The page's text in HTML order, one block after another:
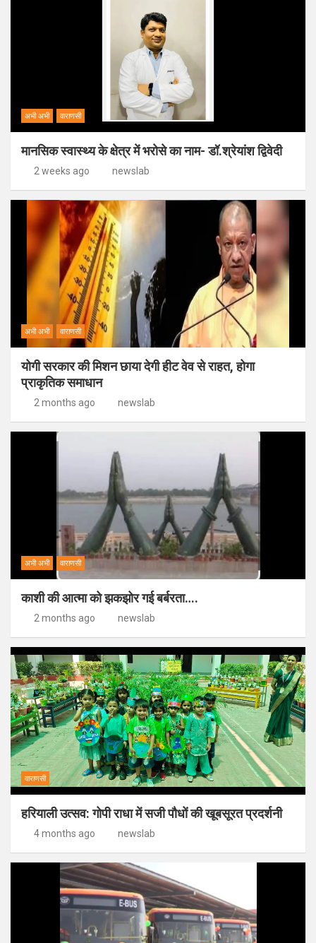
अभी अभी वाराणसी
मानसिक स्वास्थ्य के क्षेत्र में भरोसे का नाम- डॉ.श्रेयांश द्विवेदी
2 weeks ago newslab
अभी अभी वाराणसी
योगी सरकार की मिशन छाया देगी हीट वेव से राहत, होगा
प्राकृतिक समाधान
2 months ago newslab
अभी अभी वाराणसी
काशी की आत्मा को झकझोर गई बर्बरता….
2 months ago newslab
वाराणसी
हरियाली उत्सव: गोपी राधा में सजी पौधों की खूबसूरत प्रदर्शनी
4 months ago newslab